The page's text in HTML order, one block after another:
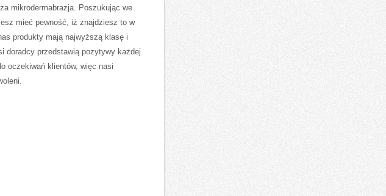
mikrodermabrazja. Poszukując we
mieć pewność, iż znajdziesz to w
produkty mają najwyższą klasę i
doradcy przedstawią pozytywy każdej
oczekiwań klientów, więc nasi